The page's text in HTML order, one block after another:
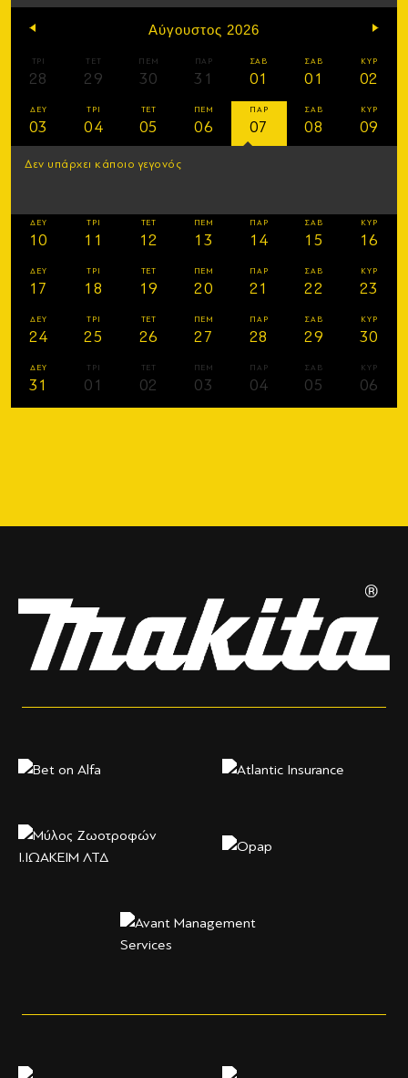
Αύγουστος 2026
ΤΡΙ
28
ΤΕΤ
29
ΠΕΜ
30
ΠΑΡ
31
ΣΑΒ
01
ΣΑΒ
01
ΚΥΡ
02
ΔΕΥ
03
ΤΡΙ
04
ΤΕΤ
05
ΠΕΜ
06
ΠΑΡ
07
ΣΑΒ
08
ΚΥΡ
09
Δεν υπάρχει κάποιο γεγονός
ΔΕΥ
10
ΤΡΙ
11
ΤΕΤ
12
ΠΕΜ
13
ΠΑΡ
14
ΣΑΒ
15
ΚΥΡ
16
ΔΕΥ
17
ΤΡΙ
18
ΤΕΤ
19
ΠΕΜ
20
ΠΑΡ
21
ΣΑΒ
22
ΚΥΡ
23
ΔΕΥ
24
ΤΡΙ
25
ΤΕΤ
26
ΠΕΜ
27
ΠΑΡ
28
ΣΑΒ
29
ΚΥΡ
30
ΔΕΥ
31
ΤΡΙ
01
ΤΕΤ
02
ΠΕΜ
03
ΠΑΡ
04
ΣΑΒ
05
ΚΥΡ
06